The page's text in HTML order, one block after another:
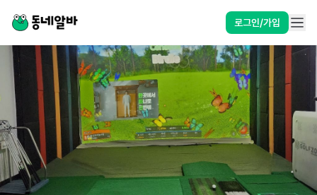
로그인/가입